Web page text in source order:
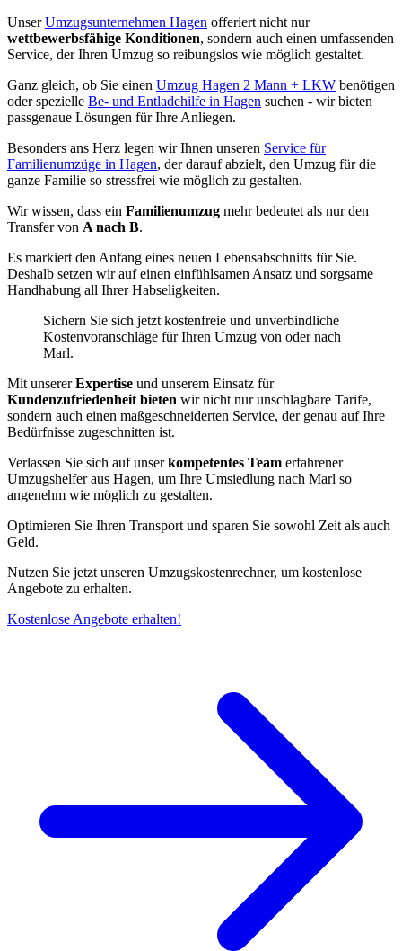
UnserUmzugsunternehmen Hagen offeriert nicht nur
wettbewerbsfähige Konditionen, sondern auch einen umfassenden
Service, der Ihren Umzug so reibungslos wie möglich gestaltet.
Ganz gleich, ob Sie einen Umzug Hagen 2 Mann + LKW benötigen
oder spezielle Be- und Entladehilfe in Hagen suchen - wir bieten
passgenaue Lösungen für Ihre Anliegen.
Besonders ans Herz legen wir Ihnen unseren Service für
Familienumzüge in Hagen, der darauf abzielt, den Umzug für die
ganze Familie so stressfrei wie möglich zu gestalten.
Wir wissen, dass ein Familienumzug mehr bedeutet als nur den
Transfer von A nach B.
Es markiert den Anfang eines neuen Lebensabschnitts für Sie.
Deshalb setzen wir auf einen einfühlsamen Ansatz und sorgsame
Handhabung all Ihrer Habseligkeiten.
Sichern Sie sich jetzt kostenfreie und unverbindliche
Kostenvoranschläge für Ihren Umzug von oder nach
Marl.
Mit unsererExpertise und unserem Einsatz für
Kundenzufriedenheit bieten wir nicht nur unschlagbare Tarife,
sondern auch einen maßgeschneiderten Service, der genau auf Ihre
Bedürfnisse zugeschnitten ist.
Verlassen Sie sich auf unserkompetentes Team erfahrener
Umzugshelfer aus Hagen, um Ihre Umsiedlung nach Marl so
angenehm wie möglich zu gestalten.
Optimieren Sie Ihren Transport und sparen Sie sowohl Zeit als auch
Geld.
Nutzen Sie jetzt unseren Umzugskostenrechner, um kostenlose
Angebote zu erhalten.
Kostenlose Angebote erhalten!